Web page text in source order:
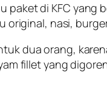
paket di KFC
original, nasi,
dua orang,
fillet yang